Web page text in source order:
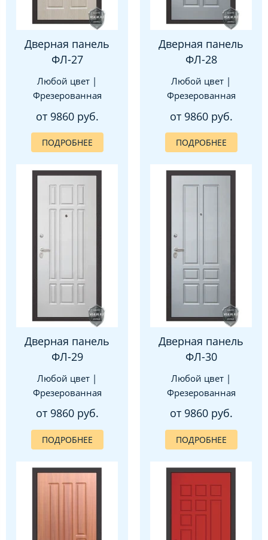
Дверная панель
ФЛ-27
Любой цвет |
Фрезерованная
от 9860 руб.
ПОДРОБНЕЕ
Дверная панель
ФЛ-28
Любой цвет |
Фрезерованная
от 9860 руб.
ПОДРОБНЕЕ
Дверная панель
ФЛ-29
Любой цвет |
Фрезерованная
от 9860 руб.
ПОДРОБНЕЕ
Дверная панель
ФЛ-30
Любой цвет |
Фрезерованная
от 9860 руб.
ПОДРОБНЕЕ